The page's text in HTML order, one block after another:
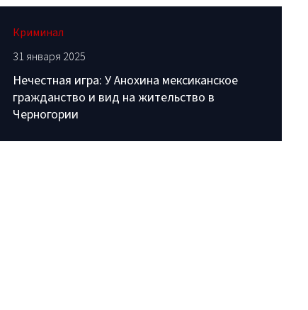
Криминал
31 января 2025
Нечестная игра: У Анохина мексиканское
гражданство и вид на жительство в
Черногории